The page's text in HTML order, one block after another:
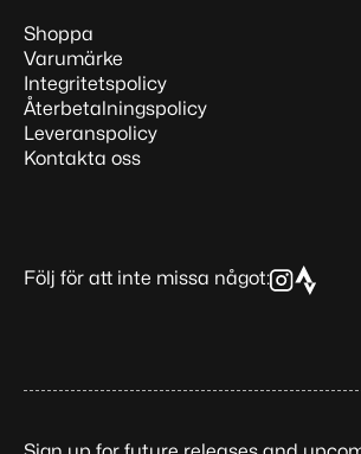
Shoppa
Varumärke
Integritetspolicy
Återbetalningspolicy
Leveranspolicy
Kontakta oss
Följ för att inte missa något: